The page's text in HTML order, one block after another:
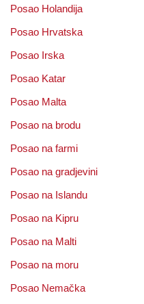
Posao Holandija
Posao Hrvatska
Posao Irska
Posao Katar
Posao Malta
Posao na brodu
Posao na farmi
Posao na gradjevini
Posao na Islandu
Posao na Kipru
Posao na Malti
Posao na moru
Posao Nemačka